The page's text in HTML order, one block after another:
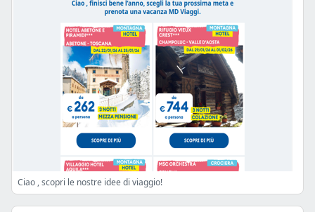
Ciao , scopri le nostre idee di viaggio!